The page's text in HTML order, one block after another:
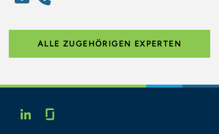
ALLE ZUGEHÖRIGEN EXPERTEN
LINKEDIN